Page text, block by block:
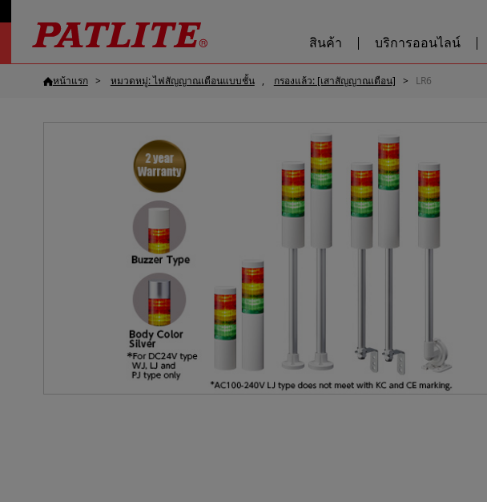
สินค้า บริการออนไลน์
หน้าแรก หมวดหมู่: ไฟสัญญาณเตือนแบบชั้น กรองแล้ว: [เสาสัญญาณเตือน] LR6